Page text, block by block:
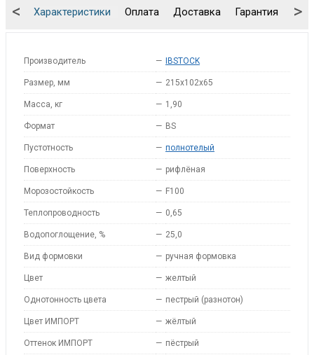
Характеристики Оплата Доставка Гарантия
< >
Производитель — IBSTOCK
Размер, мм — 215x102x65
Масса, кг — 1,90
Формат — BS
Пустотность — полнотелый
Поверхность — рифлёная
Морозостойкость — F100
Теплопроводность — 0,65
Водопоглощение, % — 25,0
Вид формовки — ручная формовка
Цвет — желтый
Однотонность цвета — пестрый (разнотон)
Цвет ИМПОРТ — жёлтый
Оттенок ИМПОРТ — пёстрый